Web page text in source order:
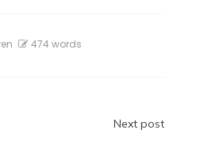
474 words
Next post